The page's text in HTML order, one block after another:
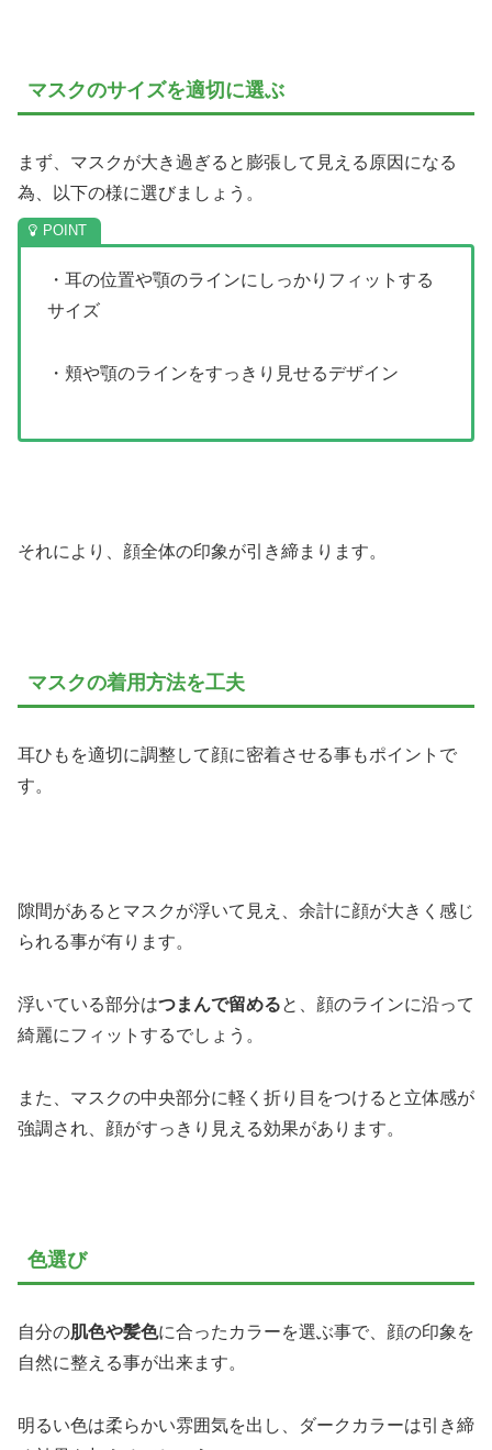
マスクのサイズを適切に選ぶ
まず、マスクが大き過ぎると膨張して見える原因になる
為、以下の様に選びましょう。
・耳の位置や顎のラインにしっかりフィットする
サイズ
・頬や顎のラインをすっきり見せるデザイン
それにより、顔全体の印象が引き締まります。
マスクの着用方法を工夫
耳ひもを適切に調整して顔に密着させる事もポイントで
す。
隙間があるとマスクが浮いて見え、余計に顔が大きく感じ
られる事が有ります。
浮いている部分はつまんで留めると、顔のラインに沿って
綺麗にフィットするでしょう。
また、マスクの中央部分に軽く折り目をつけると立体感が
強調され、顔がすっきり見える効果があります。
色選び
自分の肌色や髪色に合ったカラーを選ぶ事で、顔の印象を
自然に整える事が出来ます。
明るい色は柔らかい雰囲気を出し、ダークカラーは引き締